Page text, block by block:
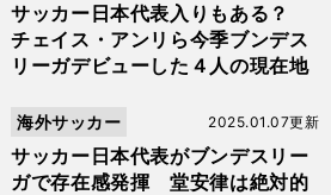
サッカー日本代表入りもある？
チェイス・アンリら今季ブンデス
リーガデビューした４人の現在地
サッカー日本代表がブンデスリー
ガで存在感発揮 堂安律は絶対的
2025.01.07更新
海外サッカー